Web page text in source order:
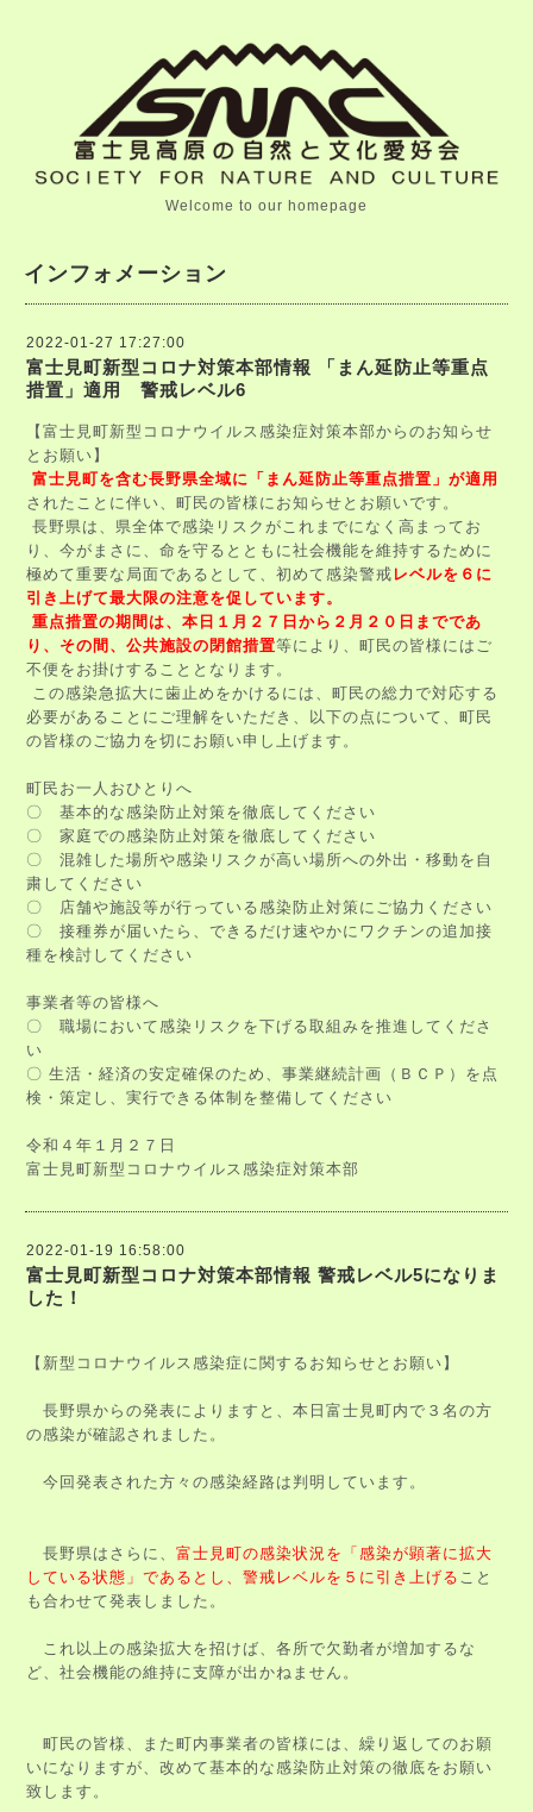
Welcome to our homepage
インフォメーション
2022-01-27 17:27:00
富士見町新型コロナ対策本部情報 「まん延防止等重点
措置」適用 警戒レベル6
【富士見町新型コロナウイルス感染症対策本部からのお知らせ
とお願い】
富士見町を含む長野県全域に「まん延防止等重点措置」が適用
されたことに伴い、町民の皆様にお知らせとお願いです。
長野県は、県全体で感染リスクがこれまでになく高まってお
り、今がまさに、命を守るとともに社会機能を維持するために
極めて重要な局面であるとして、初めて感染警戒 レベルを６に
引き上げて最大限の注意を促しています。
重点措置の期間は、本日１月２７日から２月２０日までであ
り、その間、公共施設の閉館措置等により、町民の皆様にはご
不便をお掛けすることとなります。
この感染急拡大に歯止めをかけるには、町民の総力で対応する
必要があることにご理解をいただき、以下の点について、町民
の皆様のご協力を切にお願い申し上げます。
町民お一人おひとりへ
〇 基本的な感染防止対策を徹底してください
〇 家庭での感染防止対策を徹底してください
〇 混雑した場所や感染リスクが高い場所への外出・移動を自
粛してください
〇 店舗や施設等が行っている感染防止対策にご協力ください
〇 接種券が届いたら、できるだけ速やかにワクチンの追加接
種を検討してください
事業者等の皆様へ
〇 職場において感染リスクを下げる取組みを推進してくださ
い
〇 生活・経済の安定確保のため、事業継続計画（ＢＣＰ）を点
検・策定し、実行できる体制を整備してください
令和４年１月２７日
富士見町新型コロナウイルス感染症対策本部
2022-01-19 16:58:00
富士見町新型コロナ対策本部情報 警戒レベル5になりま
した！
【新型コロナウイルス感染症に関するお知らせとお願い】
長野県からの発表によりますと、本日富士見町内で３名の方
の感染が確認されました。
今回発表された方々の感染経路は判明しています。
長野県はさらに、 富士見町の感染状況を「感染が顕著に拡大
している状態」であるとし、警戒レベルを５に引き上げる こと
も合わせて発表しました。
これ以上の感染拡大を招けば、各所で欠勤者が増加するな
ど、社会機能の維持に支障が出かねません。
町民の皆様、また町内事業者の皆様には、繰り返してのお願
いになりますが、改めて基本的な感染防止対策の徹底をお願い
致します。